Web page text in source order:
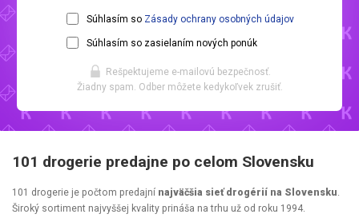
Súhlasím so Zásady ochrany osobných údajov
Súhlasím so zasielaním nových ponúk
Rešpektujeme e-mailovú bezpečnosť.
Žiadny spam. Odber môžete kedykoľvek zrušiť.
101 drogerie predajne po celom Slovensku
101 drogerie je počtom predajní najväčšia sieť drogérií na Slovensku
Široký sortiment najvyššej kvality prináša na trhu už od roku 1994.